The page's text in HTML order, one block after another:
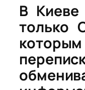
В Киеве
только